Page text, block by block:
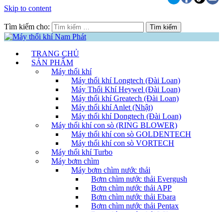
Skip to content
Tìm kiếm cho:
TRANG CHỦ
SẢN PHẨM
Máy thổi khí
Máy thổi khí Longtech (Đài Loan)
Máy Thổi Khí Heywel (Đài Loan)
Máy thổi khí Greatech (Đài Loan)
Máy thổi khí Anlet (Nhật)
Máy thổi khí Dongtech (Đài Loan)
Máy thổi khí con sò (RING BLOWER)
Máy thổi khí con sò GOLDENTECH
Máy thổi khí con sò VORTECH
Máy thổi khí Turbo
Máy bơm chìm
Máy bơm chìm nước thải
Bơm chìm nước thải Evergush
Bơm chìm nước thải APP
Bơm chìm nước thải Ebara
Bơm chìm nước thải Pentax